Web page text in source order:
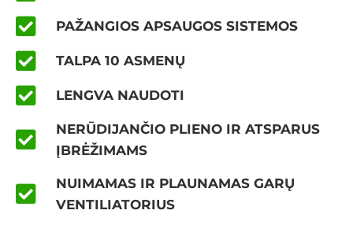
PAŽANGIOS APSAUGOS SISTEMOS
TALPA 10 ASMENŲ
LENGVA NAUDOTI
NERŪDIJANČIO PLIENO IR ATSPARUS
ĮBRĖŽIMAMS
NUIMAMAS IR PLAUNAMAS GARŲ
VENTILIATORIUS